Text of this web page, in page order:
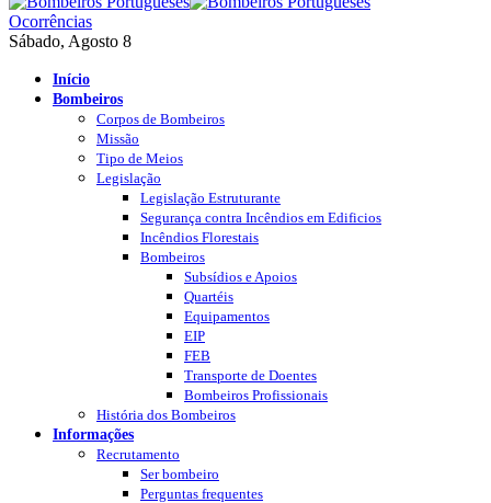
Ocorrências
Sábado, Agosto 8
Início
Bombeiros
Corpos de Bombeiros
Missão
Tipo de Meios
Legislação
Legislação Estruturante
Segurança contra Incêndios em Edificios
Incêndios Florestais
Bombeiros
Subsídios e Apoios
Quartéis
Equipamentos
EIP
FEB
Transporte de Doentes
Bombeiros Profissionais
História dos Bombeiros
Informações
Recrutamento
Ser bombeiro
Perguntas frequentes